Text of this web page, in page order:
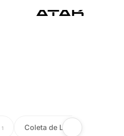
1 Coleta de Leite